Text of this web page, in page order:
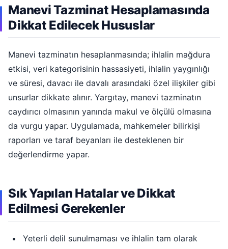
Manevi Tazminat Hesaplamasında
Dikkat Edilecek Hususlar
Manevi tazminatın hesaplanmasında; ihlalin mağdura
etkisi, veri kategorisinin hassasiyeti, ihlalin yaygınlığı
ve süresi, davacı ile davalı arasındaki özel ilişkiler gibi
unsurlar dikkate alınır. Yargıtay, manevi tazminatın
caydırıcı olmasının yanında makul ve ölçülü olmasına
da vurgu yapar. Uygulamada, mahkemeler bilirkişi
raporları ve taraf beyanları ile desteklenen bir
değerlendirme yapar.
Sık Yapılan Hatalar ve Dikkat
Edilmesi Gerekenler
Yeterli delil sunulmaması ve ihlalin tam olarak